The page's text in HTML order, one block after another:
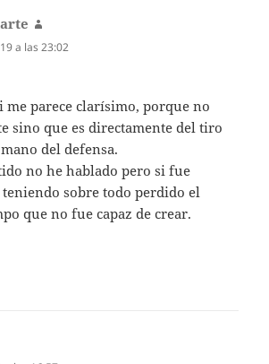
a las 23:02
me parece clarísimo, porque no
sino que es directamente del tiro
del defensa.
no he hablado pero si fue
sobre todo perdido el
que no fue capaz de crear.